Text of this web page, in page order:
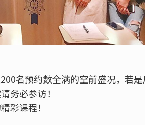
名预约数全满的空前盛况，若是
务必参访！
彩课程！